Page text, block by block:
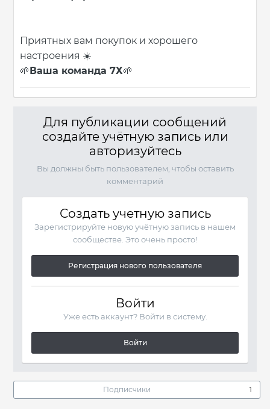
Приятных вам покупок и хорошего
настроения ☀️
🌱Ваша команда 7Х🌱
Для публикации сообщений
создайте учётную запись или
авторизуйтесь
Вы должны быть пользователем, чтобы оставить
комментарий
Создать учетную запись
Зарегистрируйте новую учётную запись в нашем
сообществе. Это очень просто!
Регистрация нового пользователя
Войти
Уже есть аккаунт? Войти в систему.
Войти
Подписчики 1